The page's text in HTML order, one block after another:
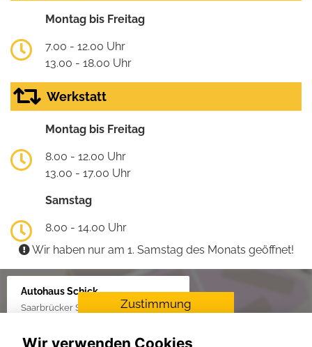
Montag bis Freitag
7.00 - 12.00 Uhr
13.00 - 18.00 Uhr
Werkstatt
Montag bis Freitag
8.00 - 12.00 Uhr
13.00 - 17.00 Uhr
Samstag
8.00 - 14.00 Uhr
Wir haben nur am 1. Samstag des Monats geöffnet!
Autohaus Schick
Saarbrücker Str. 34, 66849 Landstuhl
Zustimmung
Wir verwenden Cookies